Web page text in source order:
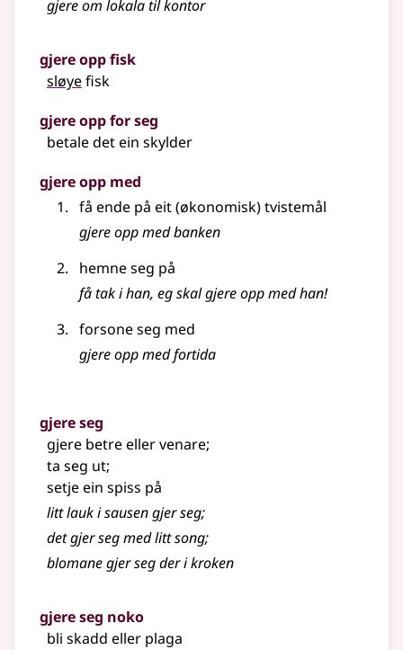
gjere om lokala til kontor
gjere opp fisk
sløyefisk
gjere opp for seg
betale det ein skylder
gjere opp med
få ende på eit (økonomisk) tvistemål
gjere opp med banken
hemne seg på
få tak i han, eg skal gjere opp med han!
forsone seg med
gjere opp med fortida
gjere seg
gjere betre eller venare;
ta seg ut;
setje ein spiss på
litt lauk i sausen gjer seg;
det gjer seg med litt song;
blomane gjer seg der i kroken
gjere seg noko
bli skadd eller plaga